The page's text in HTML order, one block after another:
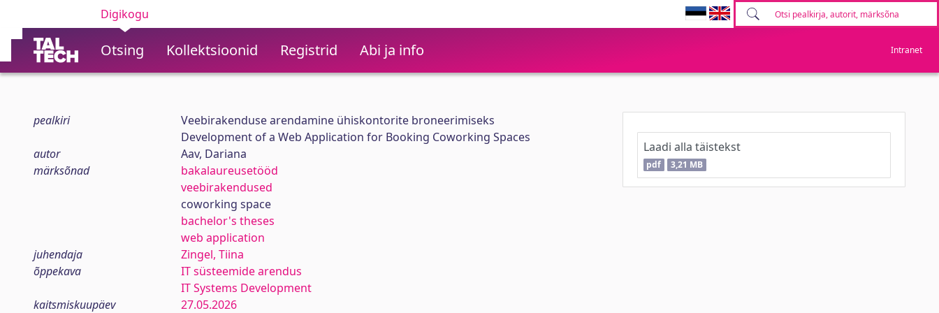
Digikogu
Otsing Kollektsioonid Registrid Abi ja info Intranet
pealkiri
Veebirakenduse arendamine ühiskontorite broneerimiseks
Development of a Web Application for Booking Coworking Spaces
autor
Aav, Dariana
märksõnad
bakalaureusetööd
veebirakendused
coworking space
bachelor's theses
web application
juhendaja
Zingel, Tiina
õppekava
IT süsteemide arendus
IT Systems Development
kaitsmiskuupäev
27.05.2026
Laadi alla täistekst
pdf 3,21 MB